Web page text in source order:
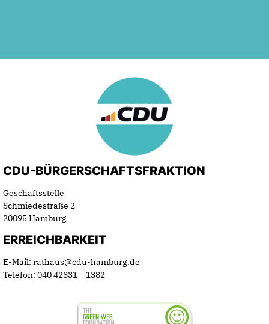
CDU-BÜRGERSCHAFTSFRAKTION
Geschäftsstelle
Schmiedestraße 2
20095 Hamburg
ERREICHBARKEIT
E-Mail: rathaus@cdu-hamburg.de
Telefon: 040 42831 – 1382